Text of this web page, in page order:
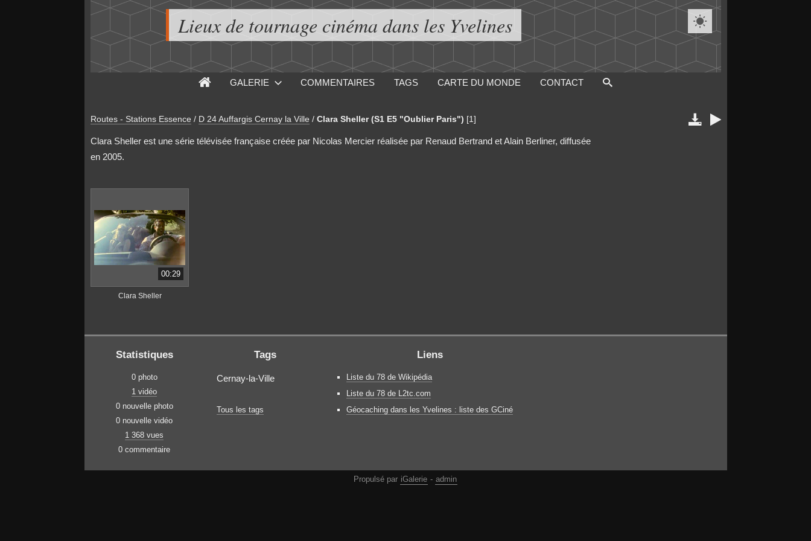
Lieux de tournage cinéma dans les Yvelines 
GALERIE COMMENTAIRES TAGS CARTE DU MONDE CONTACT
Routes - Stations Essence / D 24 Auffargis Cernay la Ville / Clara Sheller (S1 E5 "Oublier Paris") [1]  
Clara Sheller est une série télévisée française créée par Nicolas Mercier réalisée par Renaud Bertrand et Alain Berliner, diffusée
en 2005.
00:29
Clara Sheller
Statistiques
0 photo
1 vidéo
0 nouvelle photo
0 nouvelle vidéo
1 368 vues
0 commentaire
Tags
Cernay-la-Ville
Tous les tags
Liens
Liste du 78 de Wikipédia
Liste du 78 de L2tc.com
Géocaching dans les Yvelines : liste des GCiné
Propulsé par iGalerie - admin